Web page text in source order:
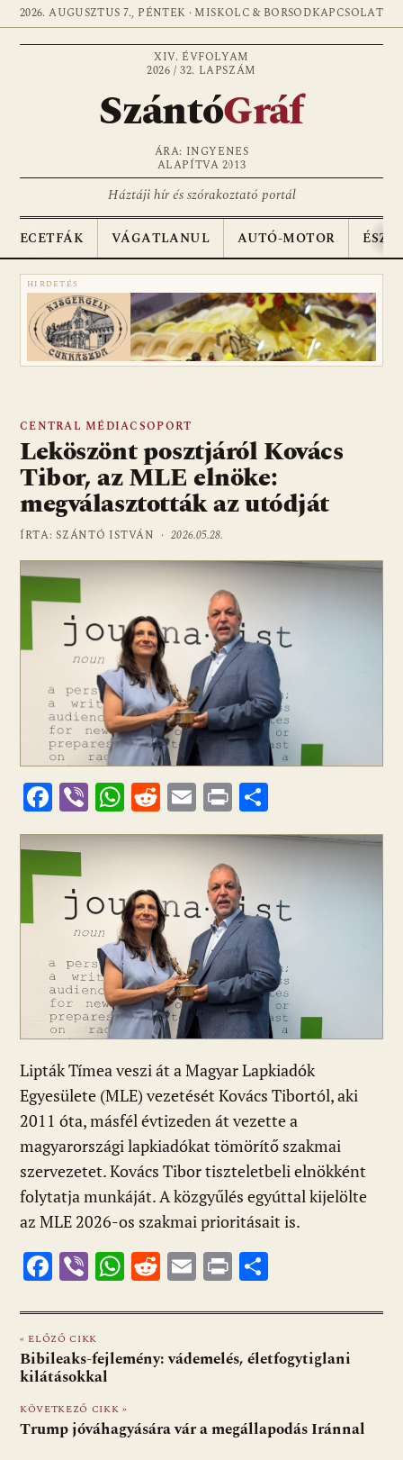
2026. AUGUSZTUS 7., PÉNTEK · MISKOLC & BORSODKAPCSOLAT
XIV. ÉVFOLYAM
2026 / 32. LAPSZÁM
SzántóGráf
ÁRA: INGYENES
ALAPÍTVA 2013
Háztáji hír és szórakoztató portál
ECETFÁK VÁGATLANUL AUTÓ-MOTOR
HIRDETÉS
CENTRAL MÉDIACSOPORT
Leköszönt posztjáról Kovács
Tibor, az MLE elnöke:
megválasztották az utódját
ÍRTA: SZÁNTÓ ISTVÁN ·2026.05.28.
F
ac
e
b
o
k
Vi
b
er
W
h
at
s
A
p
p
R
e
d
t
E
m
ai
Pr
in
t
ss
za
m
e
g
Lipták Tímea veszi át a Magyar Lapkiadók
Egyesülete (MLE) vezetését Kovács Tibortól, aki
2011 óta, másfél évtizeden át vezette a
magyarországi lapkiadókat tömörítő szakmai
szervezetet. Kovács Tibor tiszteletbeli elnökként
folytatja munkáját. A közgyűlés egyúttal kijelölte
az MLE 2026-os szakmai prioritásait is.
F
e
b
o
o
k
Vi
er
W
at
s
p
p
R
d
di
E
ai
l
Pr
t za
m
« ELŐZŐ CIKK
Bibileaks-fejlemény: vádemelés, életfogytiglani
kilátásokkal
KÖVETKEZŐ CIKK »
Trump jóváhagyására vár a megállapodás Iránnal